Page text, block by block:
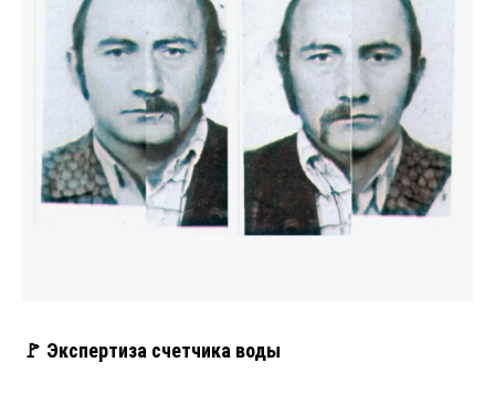
🚩 Экспертиза счетчика воды